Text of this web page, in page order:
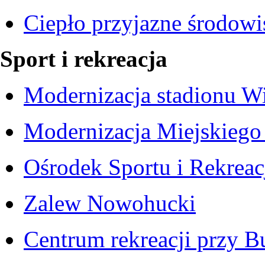
Ciepło przyjazne
Sport i rekreacja
Modernizacja stadionu
Modernizacja
Ośrodek Sportu i
Zalew Nowohucki
Centrum rekreacji przy